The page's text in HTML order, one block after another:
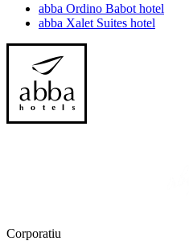
abba Ordino Babot hotel
abba Xalet Suites hotel
Corporatiu